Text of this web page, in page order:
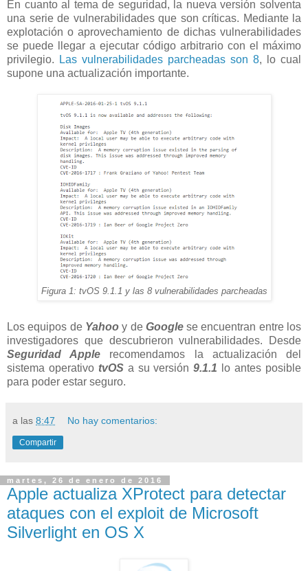
En cuanto al tema de seguridad, la nueva versión solventa
una serie de vulnerabilidades que son críticas. Mediante la
explotación o aprovechamiento de dichas vulnerabilidades
se puede llegar a ejecutar código arbitrario con el máximo
privilegio.
Las vulnerabilidades parcheadas son 8, lo cual
supone una actualización importante.
Figura 1: tvOS 9.1.1 y las 8 vulnerabilidades parcheadas
Los equipos de Yahoo y de Google se encuentran entre los
investigadores que descubrieron vulnerabilidades. Desde
Seguridad Apple recomendamos la actualización del
sistema operativo tvOS a su versión9.1.1 lo antes posible
para poder estar seguro.
a las 8:47 No hay comentarios:
Compartir
martes, 26 de enero de 2016
Apple actualiza XProtect para detectar
ataques con el exploit de Microsoft
Silverlight en OS X